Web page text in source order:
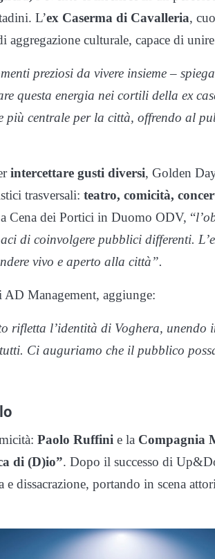
L’ex Caserma di Cavalleria,
culturale, capace di
preziosi da vivere insieme –
questa energia nei cortili della ex
più centrale per la città, offrendo al
intercettare gusti diversi, Golden
trasversali: teatro, comicità,
Cena dei Portici in Duomo ODV, “
di coinvolgere pubblici differenti.
vivo e aperto alla città”.
AD Management, aggiunge:
rifletta l’identità di Voghera,
tutti. Ci auguriamo che il pubblico
Paolo Ruffini e la Compagnia
di (D)io”. Dopo il successo di
dissacrazione, portando in scena